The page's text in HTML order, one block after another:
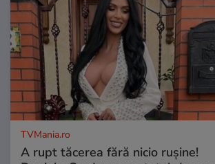
TVMania.ro
A rupt tăcerea fără nicio rușine!